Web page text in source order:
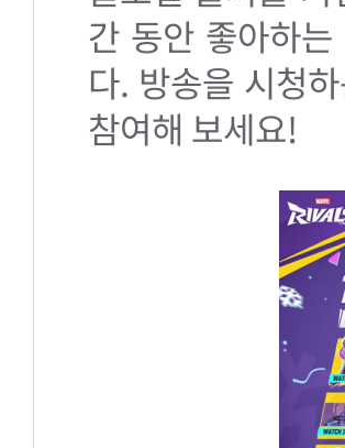
간 동안 좋아하
다. 방송을 시청
참여해 보세요!